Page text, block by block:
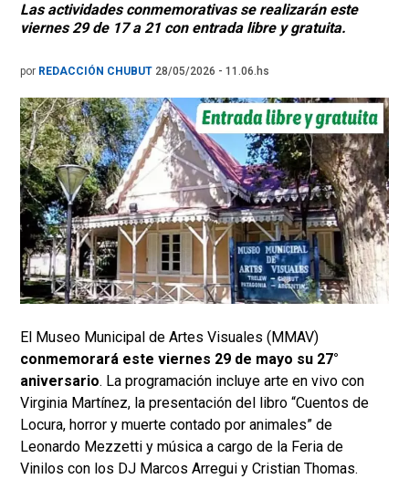
Las actividades conmemorativas se realizarán este
viernes 29 de 17 a 21 con entrada libre y gratuita.
por REDACCIÓN CHUBUT 28/05/2026 - 11.06.hs
El Museo Municipal de Artes Visuales (MMAV)
conmemorará este viernes 29 de mayo su 27°
aniversario. La programación incluye arte en vivo con
Virginia Martínez, la presentación del libro “Cuentos de
Locura, horror y muerte contado por animales” de
Leonardo Mezzetti y música a cargo de la Feria de
Vinilos con los DJ Marcos Arregui y Cristian Thomas.